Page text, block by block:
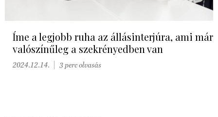
Íme a legjobb ruha az állásinterjúra, ami már
valószínűleg a szekrényedben van
2024.12.14. 3 perc olvasás